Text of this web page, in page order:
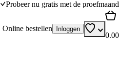
Probeer nu gratis met de proefmaand
Online bestellen Inloggen
0.00